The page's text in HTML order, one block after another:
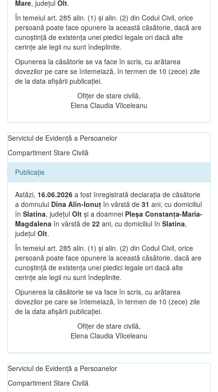
Mare, județul Olt.
În temeiul art. 285 alin. (1) și alin. (2) din Codul Civil, orice
persoană poate face opunere la această căsătorie, dacă are
cunoștință de existența unei piedici legale ori dacă alte
cerințe ale legii nu sunt îndeplinite.
Opunerea la căsătorie se va face în scris, cu arătarea
dovezilor pe care se întemeiază, în termen de 10 (zece) zile
de la data afișării publicației.
Ofițer de stare civilă,
Elena Claudia Vîlceleanu
Serviciul de Evidență a Persoanelor
Compartiment Stare Civilă
Publicație
Astăzi, 16.06.2026 a fost înregistrată declarația de căsătorie
a domnului Dina Alin-Ionuț în vârstă de 31 ani, cu domiciliul
în Slatina, județul Olt și a doamnei Pleșa Constanța-Maria-
Magdalena în vârstă de 22 ani, cu domiciliul în Slatina,
județul Olt.
În temeiul art. 285 alin. (1) și alin. (2) din Codul Civil, orice
persoană poate face opunere la această căsătorie, dacă are
cunoștință de existența unei piedici legale ori dacă alte
cerințe ale legii nu sunt îndeplinite.
Opunerea la căsătorie se va face în scris, cu arătarea
dovezilor pe care se întemeiază, în termen de 10 (zece) zile
de la data afișării publicației.
Ofițer de stare civilă,
Elena Claudia Vîlceleanu
Serviciul de Evidență a Persoanelor
Compartiment Stare Civilă